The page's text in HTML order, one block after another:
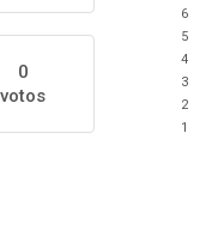
0
votos
6
5
4
3
2
1